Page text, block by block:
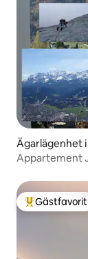
Ägarlägenhet
Appartement
Populär
Gästfavorit